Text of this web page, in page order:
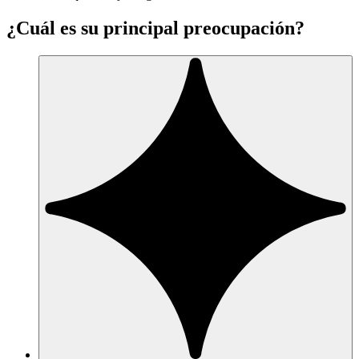
¿Cuál es su principal preocupación?